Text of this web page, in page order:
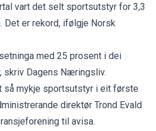
vart det selt sportsutstyr for 3,3
Det er rekord, ifølgje Norsk
med 25 prosent i dei
skriv Dagens Næringsliv.
så mykje sportsutstyr i eit første
direktør Trond Evald
til avisa.